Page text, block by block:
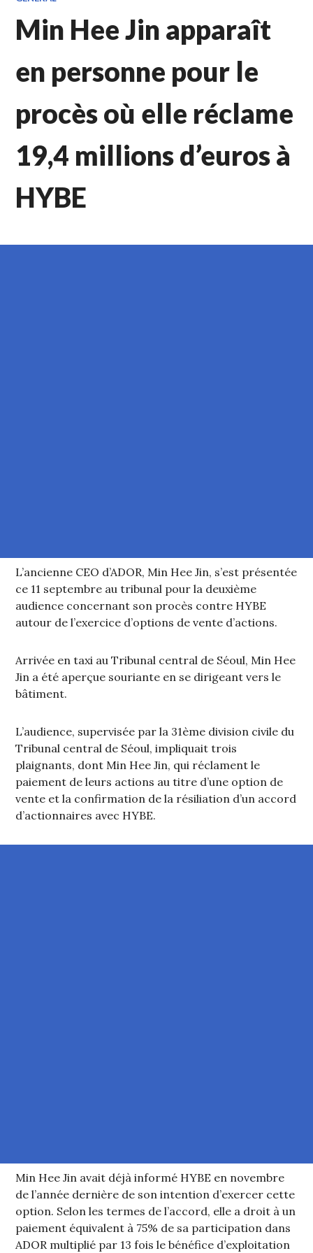
Min Hee Jin apparaît
en personne pour le
procès où elle réclame
19,4 millions d’euros à
HYBE
L’ancienne CEO d’ADOR, Min Hee Jin, s’est présentée
ce 11 septembre au tribunal pour la deuxième
audience concernant son procès contre HYBE
autour de l’exercice d’options de vente d’actions.
Arrivée en taxi au Tribunal central de Séoul, Min Hee
Jin a été aperçue souriante en se dirigeant vers le
bâtiment.
L’audience, supervisée par la 31ème division civile du
Tribunal central de Séoul, impliquait trois
plaignants, dont Min Hee Jin, qui réclament le
paiement de leurs actions au titre d’une option de
vente et la confirmation de la résiliation d’un accord
d’actionnaires avec HYBE.
Min Hee Jin avait déjà informé HYBE en novembre
de l’année dernière de son intention d’exercer cette
option. Selon les termes de l’accord, elle a droit à un
paiement équivalent à 75% de sa participation dans
ADOR multiplié par 13 fois le bénéfice d’exploitation